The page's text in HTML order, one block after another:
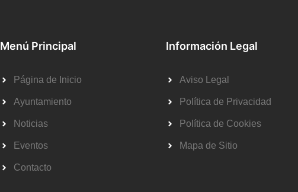
Menú Principal
Página de Inicio
Ayuntamiento
Noticias
Eventos
Contacto
Información Legal
Aviso Legal
Política de Privacidad
Política de Cookies
Mapa de Sitio